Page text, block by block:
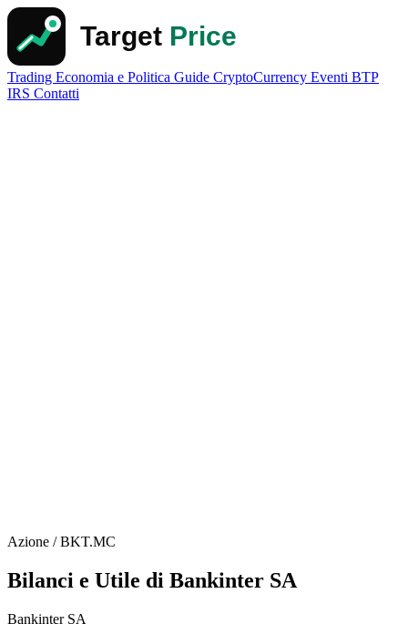
Trading Economia e Politica Guide CryptoCurrency Eventi BTP
IRS Contatti
Azione / BKT.MC
Bilanci e Utile di Bankinter SA
Bankinter SA